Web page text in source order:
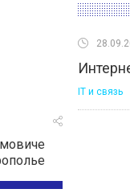
IT и связь